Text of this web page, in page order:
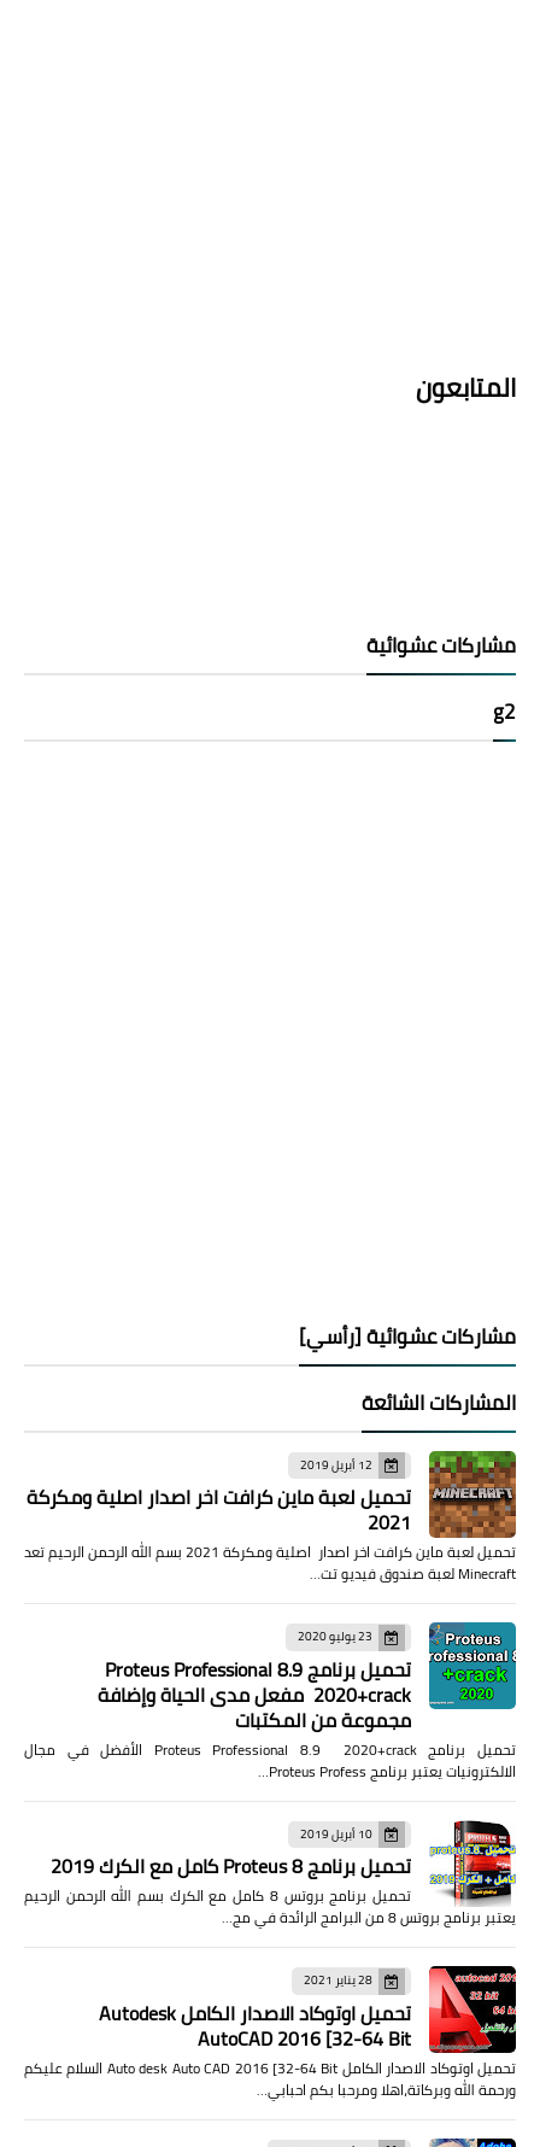
المتابعون
مشاركات عشوائية
g2
مشاركات عشوائية [رأسي]
المشاركات الشائعة
12 أبريل 2019
تحميل لعبة ماين كرافت اخر اصدار اصلية ومكركة
2021
تحميل لعبة ماين كرافت اخر اصدار اصلية ومكركة 2021 بسم الله الرحمن الرحيم تعد
Minecraft لعبة صندوق فيديو تت…
23 يوليو 2020
تحميل برنامج Proteus Professional 8.9
2020+crack مفعل مدى الحياة وإضافة
مجموعة من المكتبات
تحميل برنامج Proteus Professional 8.9 2020+crack الأفضل في مجال
الالكترونيات يعتبر برنامج Proteus Profess…
10 أبريل 2019
تحميل برنامج Proteus 8 كامل مع الكرك 2019
تحميل برنامج بروتس 8 كامل مع الكرك بسم الله الرحمن الرحيم
يعتبر برنامج بروتس 8 من البرامج الرائدة في مج…
28 يناير 2021
تحميل اوتوكاد الاصدار الكامل Autodesk
AutoCAD 2016 [32-64 Bit
تحميل اوتوكاد الاصدار الكامل Auto desk Auto CAD 2016 [32-64 Bit السلام عليكم
ورحمة الله وبركاتة،اهلا ومرحبا بكم احبابي…